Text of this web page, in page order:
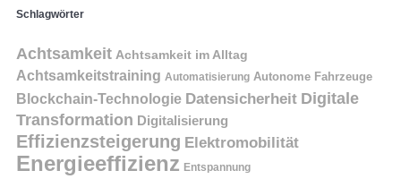
Schlagwörter
Achtsamkeit Achtsamkeit im Alltag
Achtsamkeitstraining Automatisierung Autonome Fahrzeuge
Blockchain-Technologie Datensicherheit Digitale
Transformation Digitalisierung
Effizienzsteigerung Elektromobilität
Energieeffizienz Entspannung